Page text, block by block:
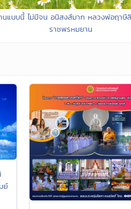
นแบบนี้ ไม่มีจน อนิสงส์มาก หลวงพ่อฤาษี
ราชพรหมยาน
ย์